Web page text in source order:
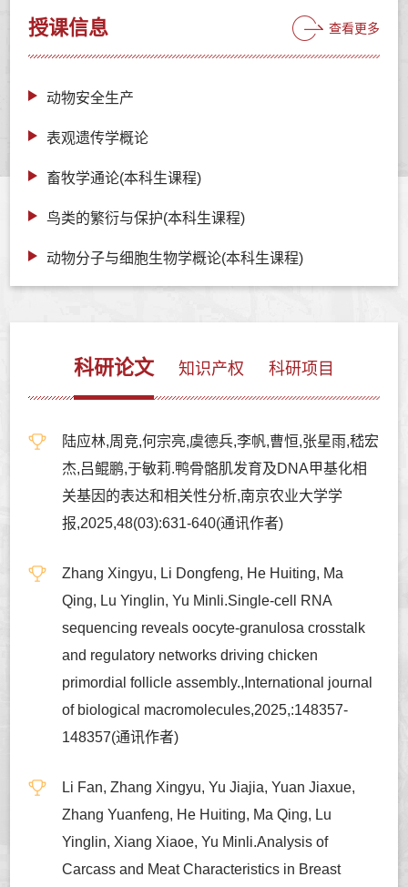
授课信息 查看更多
动物安全生产
表观遗传学概论
畜牧学通论(本科生课程)
鸟类的繁衍与保护(本科生课程)
动物分子与细胞生物学概论(本科生课程)
科研论文 知识产权 科研项目
陆应林,周竞,何宗亮,虞德兵,李帆,曹恒,张星雨,嵇宏
杰,吕鲲鹏,于敏莉.鸭骨骼肌发育及DNA甲基化相
关基因的表达和相关性分析,南京农业大学学
报,2025,48(03):631-640(通讯作者)
Zhang Xingyu, Li Dongfeng, He Huiting, Ma
Qing, Lu Yinglin, Yu Minli.Single-cell RNA
sequencing reveals oocyte-granulosa crosstalk
and regulatory networks driving chicken
primordial follicle assembly.,International journal
of biological macromolecules,2025,:148357-
148357(通讯作者)
Li Fan, Zhang Xingyu, Yu Jiajia, Yuan Jiaxue,
Zhang Yuanfeng, He Huiting, Ma Qing, Lu
Yinglin, Xiang Xiaoe, Yu Minli.Analysis of
Carcass and Meat Characteristics in Breast